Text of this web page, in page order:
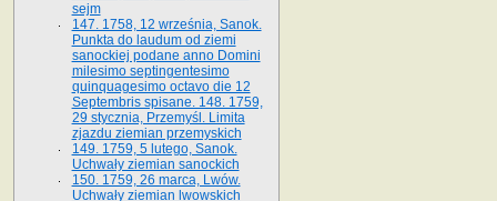
sejm
147. 1758, 12 września, Sanok.
Punkta do laudum od ziemi
sanockiej podane anno Domini
milesimo septingentesimo
quinquagesimo octavo die 12
Septembris spisane. 148. 1759,
29 stycznia, Przemyśl. Limita
zjazdu ziemian przemyskich
149. 1759, 5 lutego, Sanok.
Uchwały ziemian sanockich
150. 1759, 26 marca, Lwów.
Uchwały ziemian lwowskich